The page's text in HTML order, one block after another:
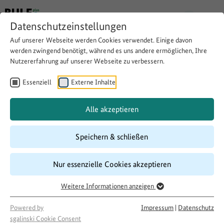
Datenschutzeinstellungen
Auf unserer Webseite werden Cookies verwendet. Einige davon
werden zwingend benötigt, während es uns andere ermöglichen, Ihre
Nutzererfahrung auf unserer Webseite zu verbessern.
Essenziell Externe Inhalte
Alle akzeptieren
Speichern & schließen
Nur essenzielle Cookies akzeptieren
Weitere Informationen anzeigen
Powered by
sgalinski Cookie Consent
Impressum | Datenschutz
Dorfgemeinschaftshaus für
Geflüchtete und ansässige
Vereine
Copy link
07/2017–07/2018
Förderung
500 LandInitiativen